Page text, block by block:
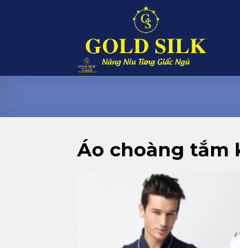
Áo choàng tắm